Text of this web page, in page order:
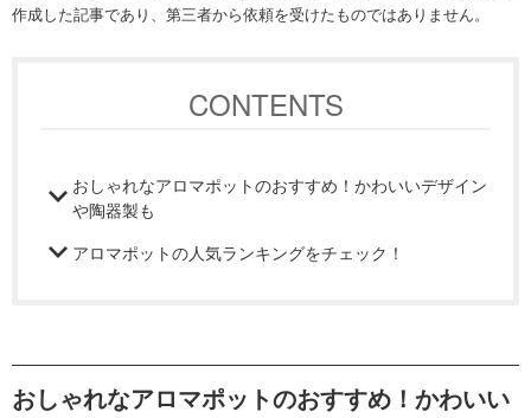
作成した記事であり、第三者から依頼を受けたものではありません。
CONTENTS
おしゃれなアロマポットのおすすめ！かわいいデザイン
や陶器製も
アロマポットの人気ランキングをチェック！
おしゃれなアロマポットのおすすめ！かわいい